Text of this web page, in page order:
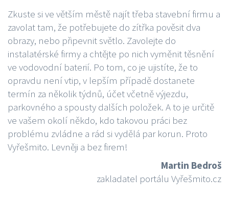
Zkuste si ve větším městě najít třeba stavební firmu a
zavolat tam, že potřebujete do zítřka pověsit dva
obrazy, nebo připevnit světlo. Zavolejte do
instalatérské firmy a chtějte po nich vyměnit těsnění
ve vodovodní baterií. Po tom, co je ujistíte, že to
opravdu není vtip, v lepším případě dostanete
termín za několik týdnů, účet včetně výjezdu,
parkovného a spousty dalších položek. A to je určitě
ve vašem okolí někdo, kdo takovou práci bez
problému zvládne a rád si vydělá par korun. Proto
Vyřešmito. Levněji a bez firem!
Martin Bedroš
zakladatel portálu Vyřešmito.cz